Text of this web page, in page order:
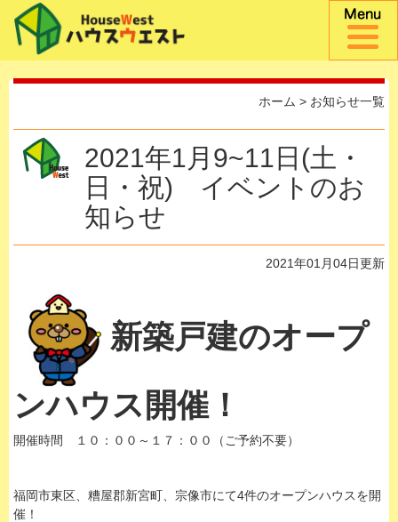
ホーム > お知らせ一覧
2021年1月9~11日(土・
日・祝) イベントのお
知らせ
2021年01月04日更新
新築戸建のオープ
ンハウス開催！
開催時間 １０：００～１７：００（ご予約不要）
福岡市東区、糟屋郡新宮町、宗像市にて4件のオープンハウスを開
催！